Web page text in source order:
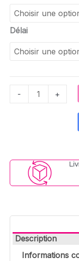
Délai
- +
Description
Informations